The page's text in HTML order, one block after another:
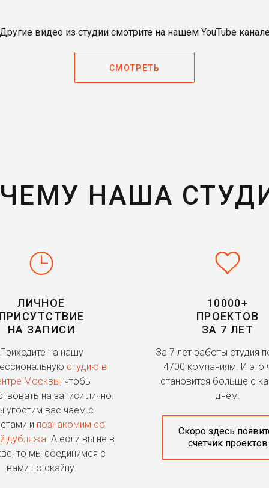
видео из студии смотрите на нашем YouTube
СМОТРЕТЬ
НАША
ЛИЧНОЕ
НА ЗАПИСИ
Приходите на нашу
студию в
Москвы, чтобы
на записи лично.
угостим вас чаем с
и познакомим со
дубляжа. А если вы не в
то мы соединимся с
вами по скайпу.
10000+
ПРОЕКТОВ
ЗА 7 ЛЕТ
За 7 лет работы студия
4700 компаниям. И это
становится больше с
днем.
Скоро здесь
счетчик проектов